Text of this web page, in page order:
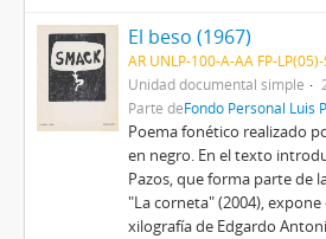
El beso (1967)
AR UNLP-100-A-AA FP-
Unidad documental simple
Parte deFondo Personal Luis
Poema fonético realizado
en negro. En el texto
Pazos, que forma parte de
"La corneta" (2004),
xilografía de Edgardo